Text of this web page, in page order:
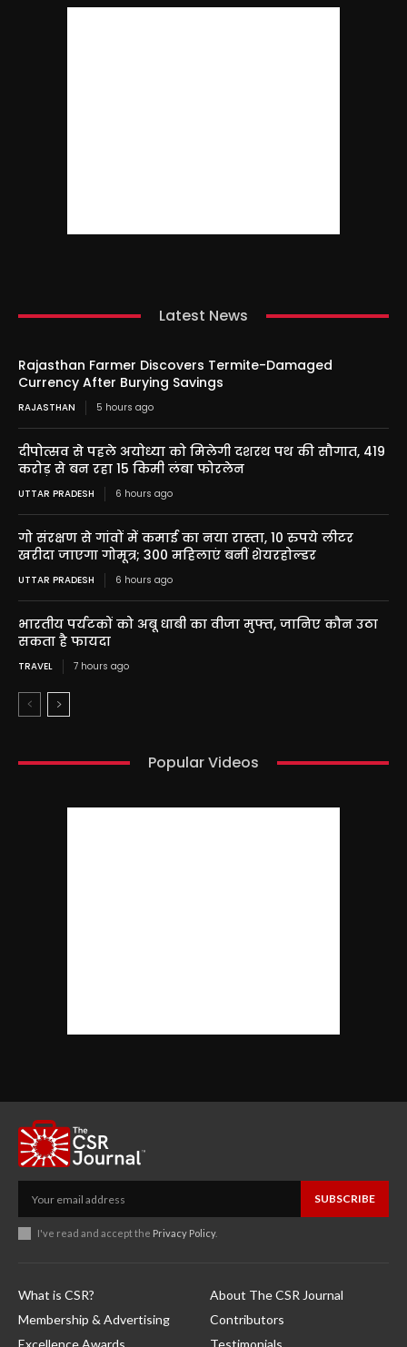
Latest News
Rajasthan Farmer Discovers Termite-Damaged
Currency After Burying Savings
RAJASTHAN 5 hours ago
दीपोत्सव से पहले अयोध्या को मिलेगी दशरथ पथ की सौगात, 419
करोड़ से बन रहा 15 किमी लंबा फोरलेन
UTTAR PRADESH 6 hours ago
गो संरक्षण से गांवों में कमाई का नया रास्ता, 10 रुपये लीटर
खरीदा जाएगा गोमूत्र; 300 महिलाएं बनीं शेयरहोल्डर
UTTAR PRADESH 6 hours ago
भारतीय पर्यटकों को अबू धाबी का वीजा मुफ्त, जानिए कौन उठा
सकता है फायदा
TRAVEL 7 hours ago
Popular Videos
SUBSCRIBE
I've read and accept the Privacy Policy.
What is CSR?
Membership & Advertising
About The CSR Journal
Contributors